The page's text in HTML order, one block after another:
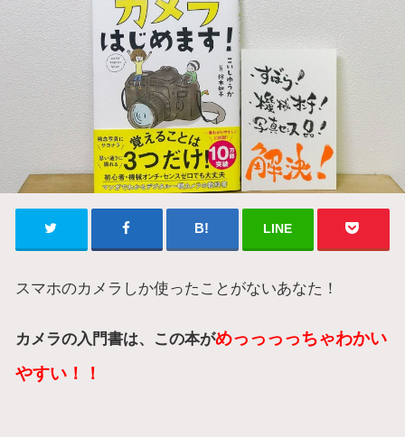
LINE
スマホのカメラしか使ったことがないあなた！
カメラの入門書は、この本がめっっっっちゃわかい
やすい！！